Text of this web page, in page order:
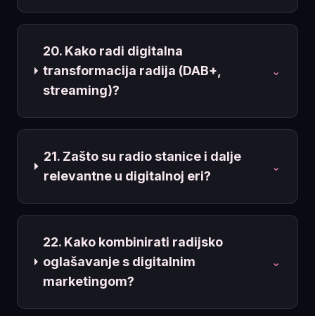
20. Kako radi digitalna
transformacija radija (DAB+,
streaming)?
⌄
21. Zašto su radio stanice i dalje
relevantne u digitalnoj eri?
⌄
22. Kako kombinirati radijsko
oglašavanje s digitalnim
marketingom?
⌄